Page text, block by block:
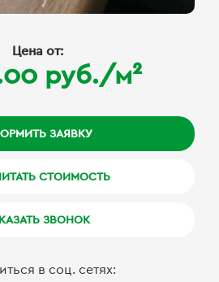
Цена от:
руб./м²
ЗАЯВКУ
СТОИМОСТЬ
ЗВОНОК
в соц. сетях: